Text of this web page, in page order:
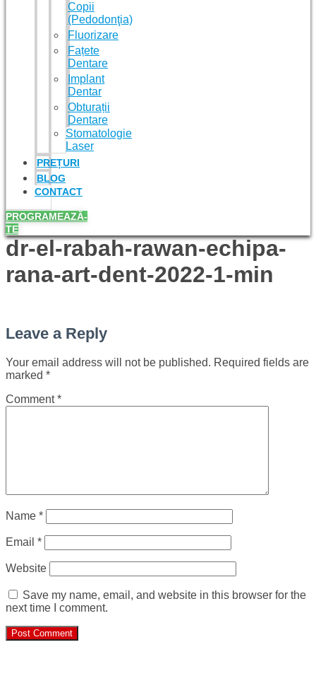
Copii
(Pedodonţia)
Fluorizare
Fațete
Dentare
Implant
Dentar
Obturații
Dentare
Stomatologie
Laser
PREȚURI
BLOG
CONTACT
PROGRAMEAZĂ-
TE
dr-el-rabah-rawan-echipa-
rana-art-dent-2022-1-min
Leave a Reply
Your email address will not be published. Required fields are
marked *
Comment*
Name *
Email *
Website
Save my name, email, and website in this browser for the
next time I comment.